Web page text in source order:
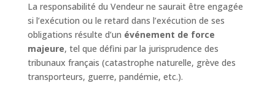
La responsabilité du Vendeur ne saurait être engagée
si l’exécution ou le retard dans l’exécution de ses
obligations résulte d’un événement de force
majeure, tel que défini par la jurisprudence des
tribunaux français (catastrophe naturelle, grève des
transporteurs, guerre, pandémie, etc.).